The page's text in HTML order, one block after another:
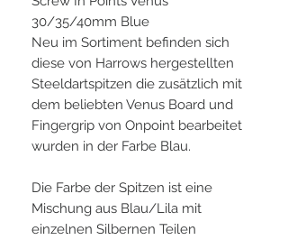
30/35/40mm Blue
Neu im Sortiment befinden sich
diese von Harrows hergestellten
Steeldartspitzen die zusätzlich mit
dem beliebten Venus Board und
Fingergrip von Onpoint bearbeitet
wurden in der Farbe Blau.
Die Farbe der Spitzen ist eine
Mischung aus Blau/Lila mit
einzelnen Silbernen Teilen